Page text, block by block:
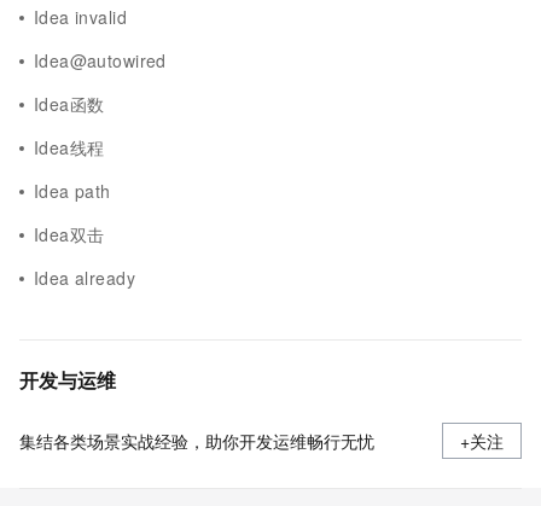
Idea invalid
Idea@autowired
Idea函数
Idea线程
Idea path
Idea双击
Idea already
开发与运维
集结各类场景实战经验，助你开发运维畅行无忧 +关注